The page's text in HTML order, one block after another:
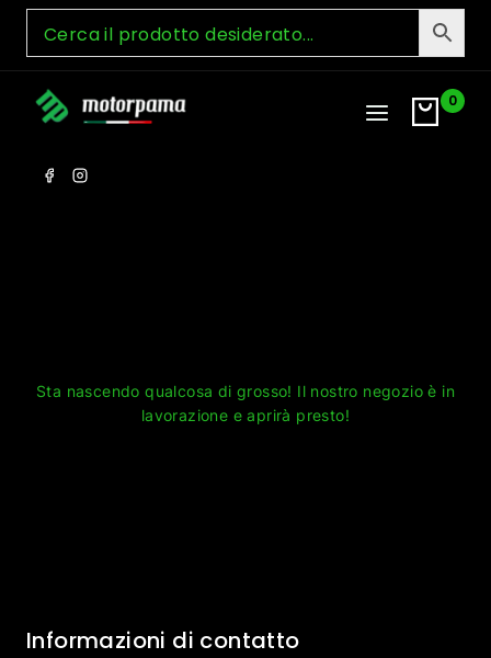
Skip
content
0
Sta nascendo qualcosa di grosso! Il nostro negozio è in
lavorazione e aprirà presto!
Informazioni di contatto